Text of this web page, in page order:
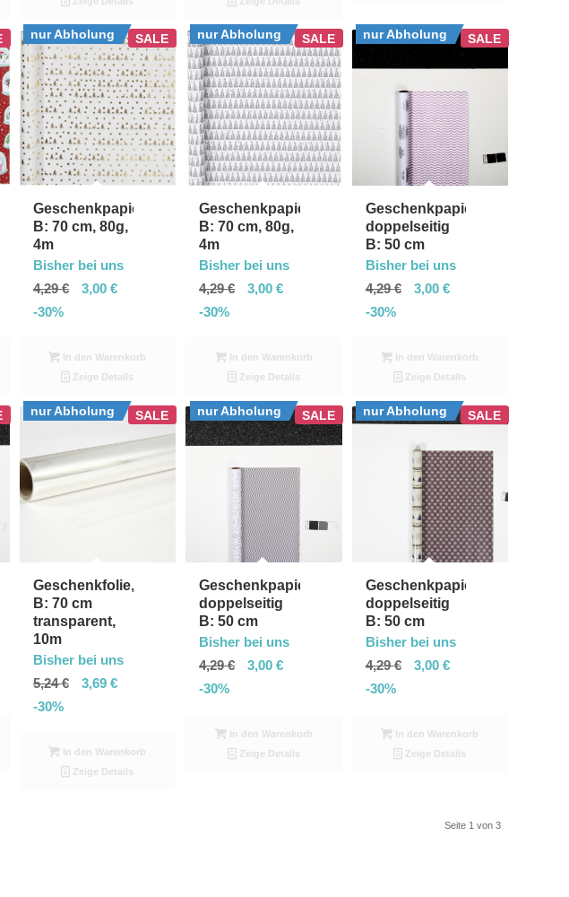
nur Abholung SALE
Geschenkpapier,
B: 70 cm, 80g,
4m
Bisher bei uns
4,29€ 3,00 €
-30%
In den Warenkorb
Zeige Details
nur Abholung SALE
Geschenkpapier,
B: 70 cm, 80g,
4m
Bisher bei uns
4,29€ 3,00€
-30%
In den Warenkorb
Zeige Details
nur Abholung SALE
Geschenkpapier,
doppelseitig
B: 50 cm
Bisher bei uns
4,29€ 3,00 €
-30%
In den Warenkorb
Zeige Details
nur Abholung SALE
Geschenkfolie,
B: 70 cm
transparent,
10m
Bisher bei uns
5,24€ 3,69 €
-30%
In den Warenkorb
Zeige Details
nur Abholung SALE
Geschenkpapier,
doppelseitig
B: 50 cm
Bisher bei uns
4,29€ 3,00€
-30%
In den Warenkorb
Zeige Details
nur Abholung SALE
Geschenkpapier,
doppelseitig
B: 50 cm
Bisher bei uns
4,29€ 3,00 €
-30%
In den Warenkorb
Zeige Details
Seite 1 von 3